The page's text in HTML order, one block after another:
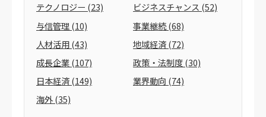
テクノロジー (23) ビジネスチャンス (52)
与信管理(10) 事業継続(68)
人材活用(43) 地域経済(72)
成長企業(107) 政策・法制度(30)
日本経済(149) 業界動向 (74)
海外(35)